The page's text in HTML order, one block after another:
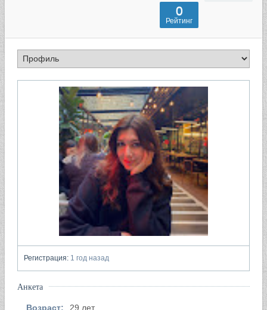
0
Рейтинг
Регистрация: 1 год назад
Анкета
Возраст: 29 лет